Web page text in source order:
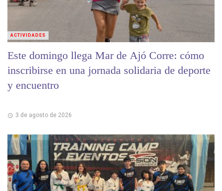
Este domingo llega Mar de Ajó Corre: cómo
inscribirse en una jornada solidaria de deporte
y encuentro
3 de agosto de 2026
ACTIVIDADES